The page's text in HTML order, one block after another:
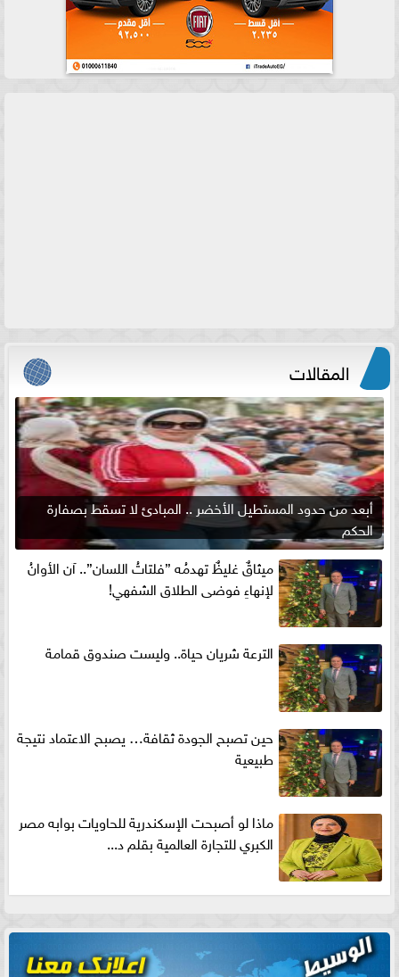
المقالات
أبعد من حدود المستطيل الأخضر .. المبادئ لا تسقط بصفارة
الحكم
ميثاقٌ غليظٌ تهدمُه ”فلتاتُ اللسان”.. آن الأوانُ
لإنهاءِ فوضى الطلاق الشفهي!
الترعة شريان حياة.. وليست صندوق قمامة
حين تصبح الجودة ثقافة… يصبح الاعتماد نتيجة
طبيعية
ماذا لو أصبحت الإسكندرية للحاويات بوابه مصر
الكبري للتجارة العالمية بقلم د...